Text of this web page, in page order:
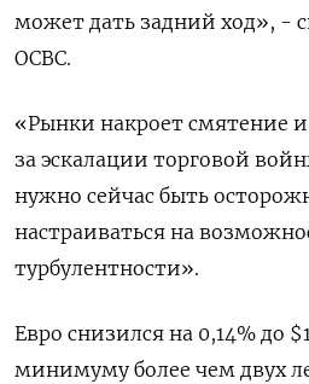
может дать задний ход», -
OCBC.
«Рынки накроет смятение
за эскалации торговой
нужно сейчас быть
настраиваться на
турбулентности».
Евро снизился на 0,14% до
минимуму более чем двух